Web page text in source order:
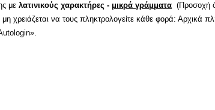
μελατινικούς χαρακτήρες - μικρά γράμματα (Προσοχή
να τους πληκτρολογείτε κάθε φορά: Αρχικά